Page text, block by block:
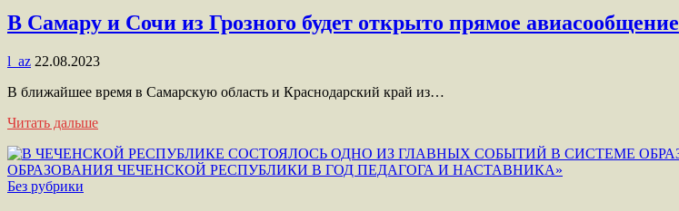
В Самару и Сочи из Грозного будет открыто прямое авиасообщение
l_az 22.08.2023
В ближайшее время в Самарскую область и Краснодарский край из…
Читать дальше
Без рубрики